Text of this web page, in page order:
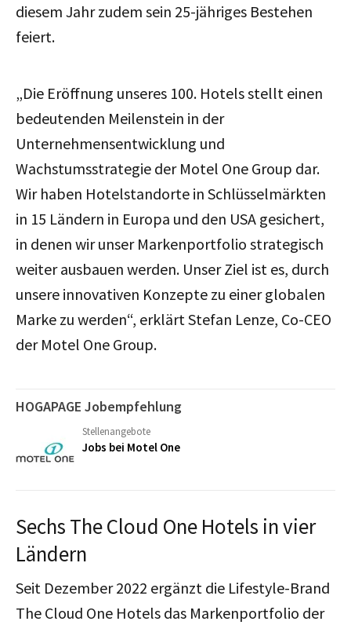
diesem Jahr zudem sein 25-jähriges Bestehen
feiert.
„Die Eröffnung unseres 100. Hotels stellt einen
bedeutenden Meilenstein in der
Unternehmensentwicklung und
Wachstumsstrategie der Motel One Group dar.
Wir haben Hotelstandorte in Schlüsselmärkten
in 15 Ländern in Europa und den USA gesichert,
in denen wir unser Markenportfolio strategisch
weiter ausbauen werden. Unser Ziel ist es, durch
unsere innovativen Konzepte zu einer globalen
Marke zu werden“, erklärt Stefan Lenze, Co-CEO
der Motel One Group.
HOGAPAGE Jobempfehlung
Stellenangebote
Jobs bei Motel One
Sechs The Cloud One Hotels in vier
Ländern
Seit Dezember 2022 ergänzt die Lifestyle-Brand
The Cloud One Hotels das Markenportfolio der